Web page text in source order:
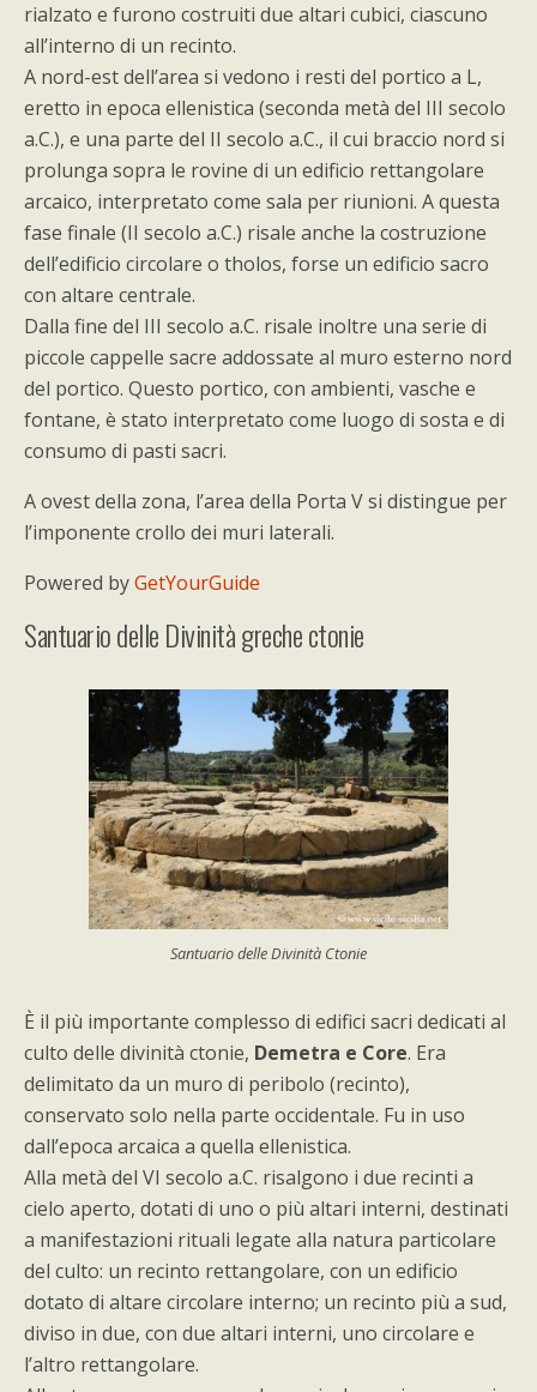
rialzato e furono costruiti due altari cubici, ciascuno
all’interno di un recinto.
A nord-est dell’area si vedono i resti del portico a L,
eretto in epoca ellenistica (seconda metà del III secolo
a.C.), e una parte del II secolo a.C., il cui braccio nord si
prolunga sopra le rovine di un edificio rettangolare
arcaico, interpretato come sala per riunioni. A questa
fase finale (II secolo a.C.) risale anche la costruzione
dell’edificio circolare o tholos, forse un edificio sacro
con altare centrale.
Dalla fine del III secolo a.C. risale inoltre una serie di
piccole cappelle sacre addossate al muro esterno nord
del portico. Questo portico, con ambienti, vasche e
fontane, è stato interpretato come luogo di sosta e di
consumo di pasti sacri.
A ovest della zona, l’area della Porta V si distingue per
l’imponente crollo dei muri laterali.
Powered byGetYourGuide
Santuario delle Divinità greche ctonie
Santuario delle Divinità Ctonie
È il più importante complesso di edifici sacri dedicati al
culto delle divinità ctonie, Demetra e Core. Era
delimitato da un muro di peribolo (recinto),
conservato solo nella parte occidentale. Fu in uso
dall’epoca arcaica a quella ellenistica.
Alla metà del VI secolo a.C. risalgono i due recinti a
cielo aperto, dotati di uno o più altari interni, destinati
a manifestazioni rituali legate alla natura particolare
del culto: un recinto rettangolare, con un edificio
dotato di altare circolare interno; un recinto più a sud,
diviso in due, con due altari interni, uno circolare e
l’altro rettangolare.